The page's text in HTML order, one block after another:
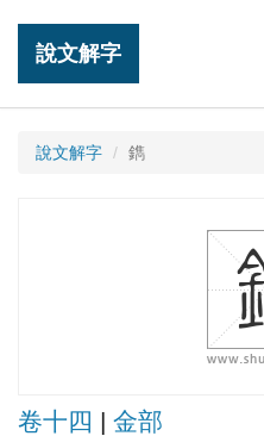
說文解字
說文解字 鐫
卷十四 | 金部